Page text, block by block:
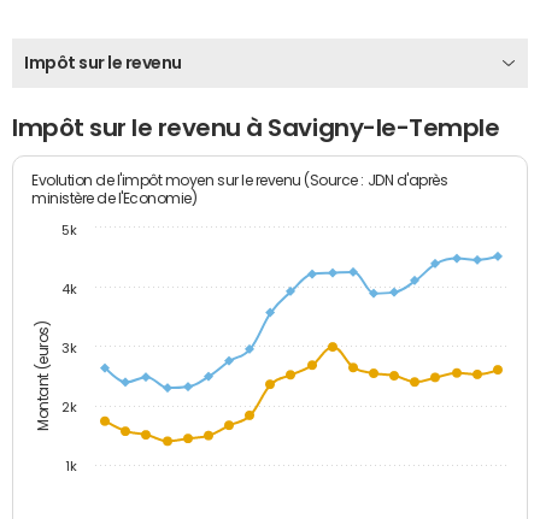
Impôt sur le revenu
Impôt sur le revenu à Savigny-le-Temple
Montant (euros)
Evolution de l'impôt moyen sur le revenu (Source : JDN d'après
ministère de l'Economie)
1k
2k
3k
4k
5k